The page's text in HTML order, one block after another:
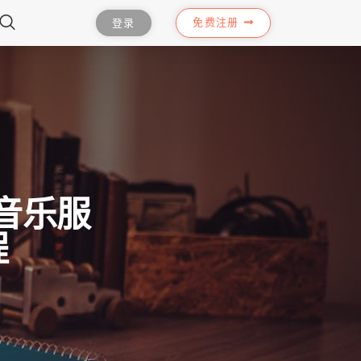
登录 免费注册
乐服